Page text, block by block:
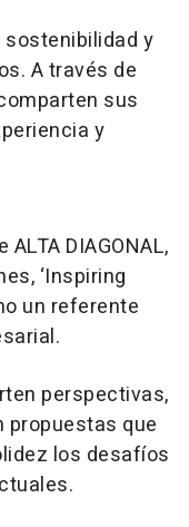
y
A través de
sus
y
DIAGONAL,
‘Inspiring
un referente
perspectivas,
propuestas que
los desafíos